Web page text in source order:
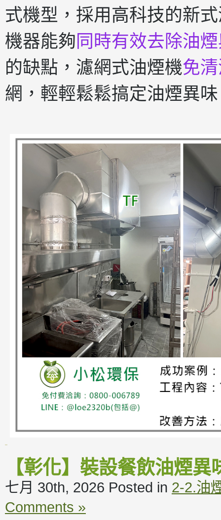
式機型，採用高科技的新
機器能夠 同時有效去除油
的缺點，濾網式油煙機免
網，輕輕鬆鬆搞定油煙異
【彰化】裝設餐飲油煙
七月 30th, 2026 Posted in 2-2.油
Comments »